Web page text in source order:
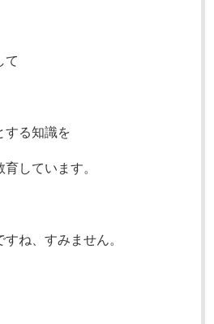
て
する知識を
しています。
ね、すみません。